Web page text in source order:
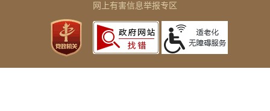
网上有害信息举报专区